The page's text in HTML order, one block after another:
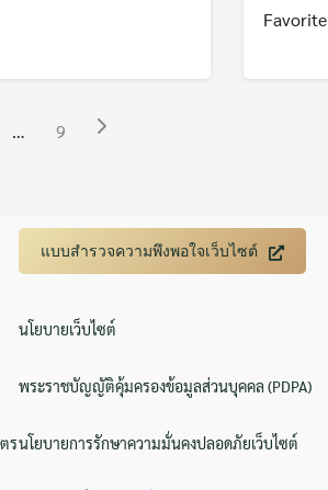
Favorite
… 9
แบบสำรวจความพึงพอใจเว็บไซต์
ร
นโยบายเว็บไซต์
พระราชบัญญัติคุ้มครองข้อมูลส่วนบุคคล (PDPA)
นโยบายการรักษาความมั่นคงปลอดภัยเว็บไซต์